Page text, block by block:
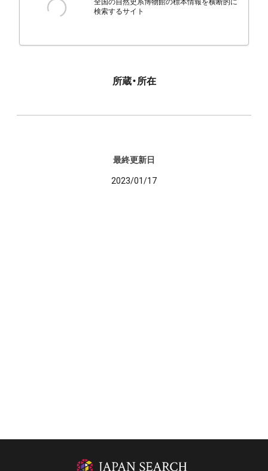
全国の自然史系博物館の標本情報を横断的に
検索するサイト
所蔵・所在
最終更新日
2023/01/17